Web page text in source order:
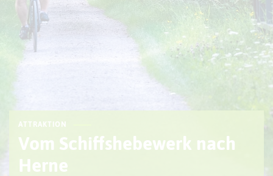
ATTRAKTION
Vom Schiffshebewerk nach
Herne